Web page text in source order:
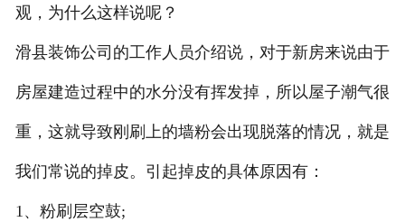
在线留言
联系我们
观，为什么这样说呢？
滑县装饰公司的工作人员介绍说，对于新房来说由于
房屋建造过程中的水分没有挥发掉，所以屋子潮气很
重，这就导致刚刷上的墙粉会出现脱落的情况，就是
我们常说的掉皮。引起掉皮的具体原因有：
1、粉刷层空鼓;